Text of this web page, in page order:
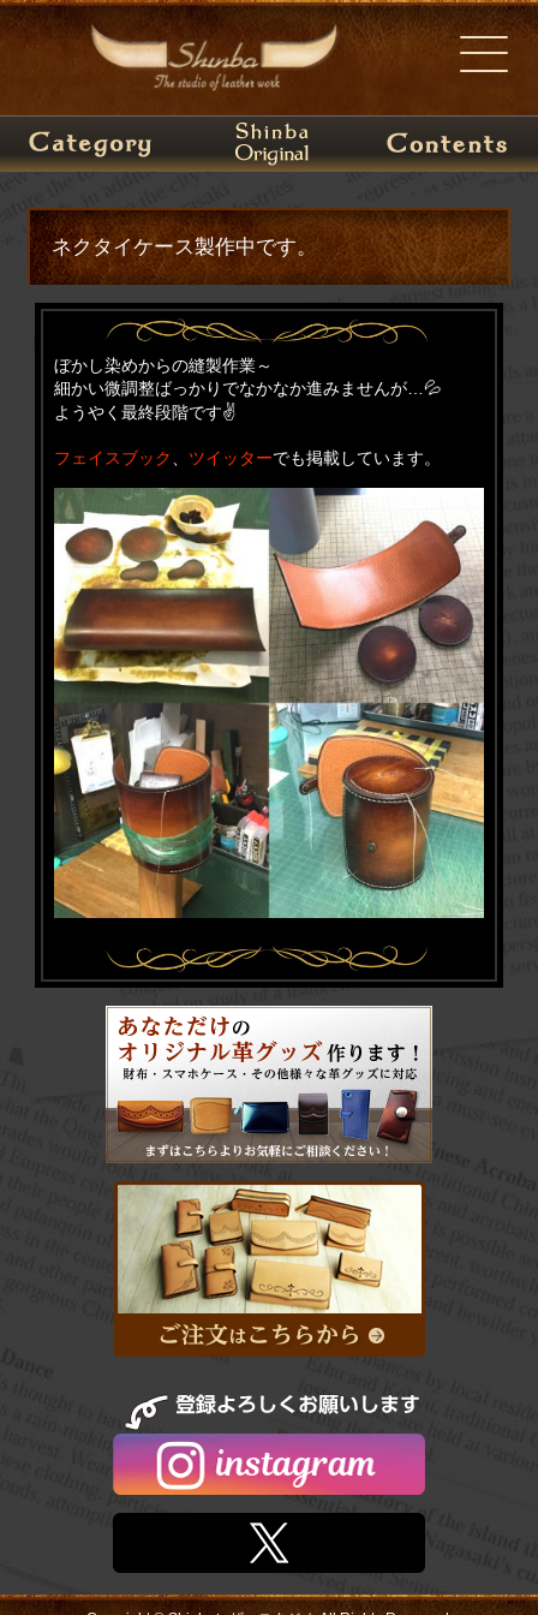
ネクタイケース製作中です。
ぼかし染めからの縫製作業～
細かい微調整ばっかりでなかなか進みませんが…💦
ようやく最終段階です✌️
フェイスブック、 ツイッターでも掲載しています。